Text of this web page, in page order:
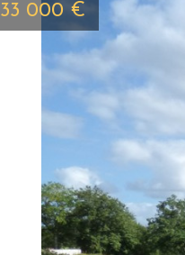
33 000 €